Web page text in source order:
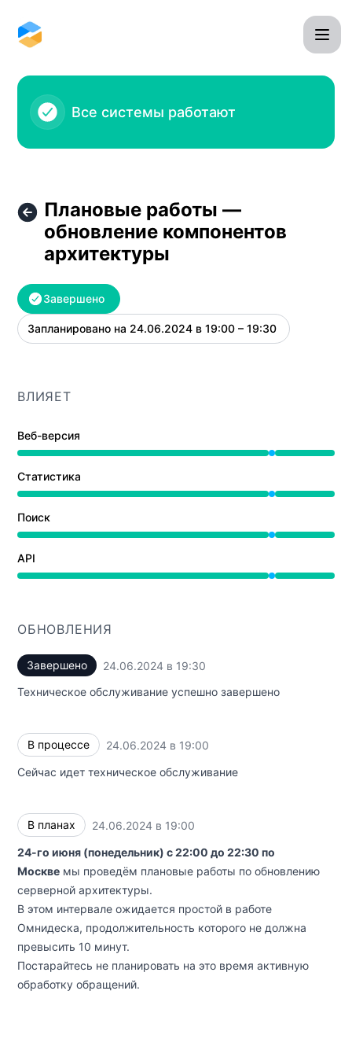
Все системы работают
Плановые работы —
обновление компонентов
архитектуры
Завершено
Запланировано на 24.06.2024 в 19:00 – 19:30 UTC
ВЛИЯЕТ
Веб-версия
На обслуживании от 7:00 PM до 7:30 PM
Статистика
На обслуживании от 7:00 PM до 7:30 PM
Поиск
На обслуживании от 7:00 PM до 7:30 PM
API
На обслуживании от 7:00 PM до 7:30 PM
ОБНОВЛЕНИЯ
Завершено 24.06.2024 в 19:30
Техническое обслуживание успешно завершено
В процессе 24.06.2024 в 19:00
Сейчас идет техническое обслуживание
В планах 24.06.2024 в 19:00
24-го июня (понедельник) с 22:00 до 22:30 по
Москве мы проведём плановые работы по обновлению
серверной архитектуры.
В этом интервале ожидается простой в работе
Омнидеска, продолжительность которого не должна
превысить 10 минут.
Постарайтесь не планировать на это время активную
обработку обращений.